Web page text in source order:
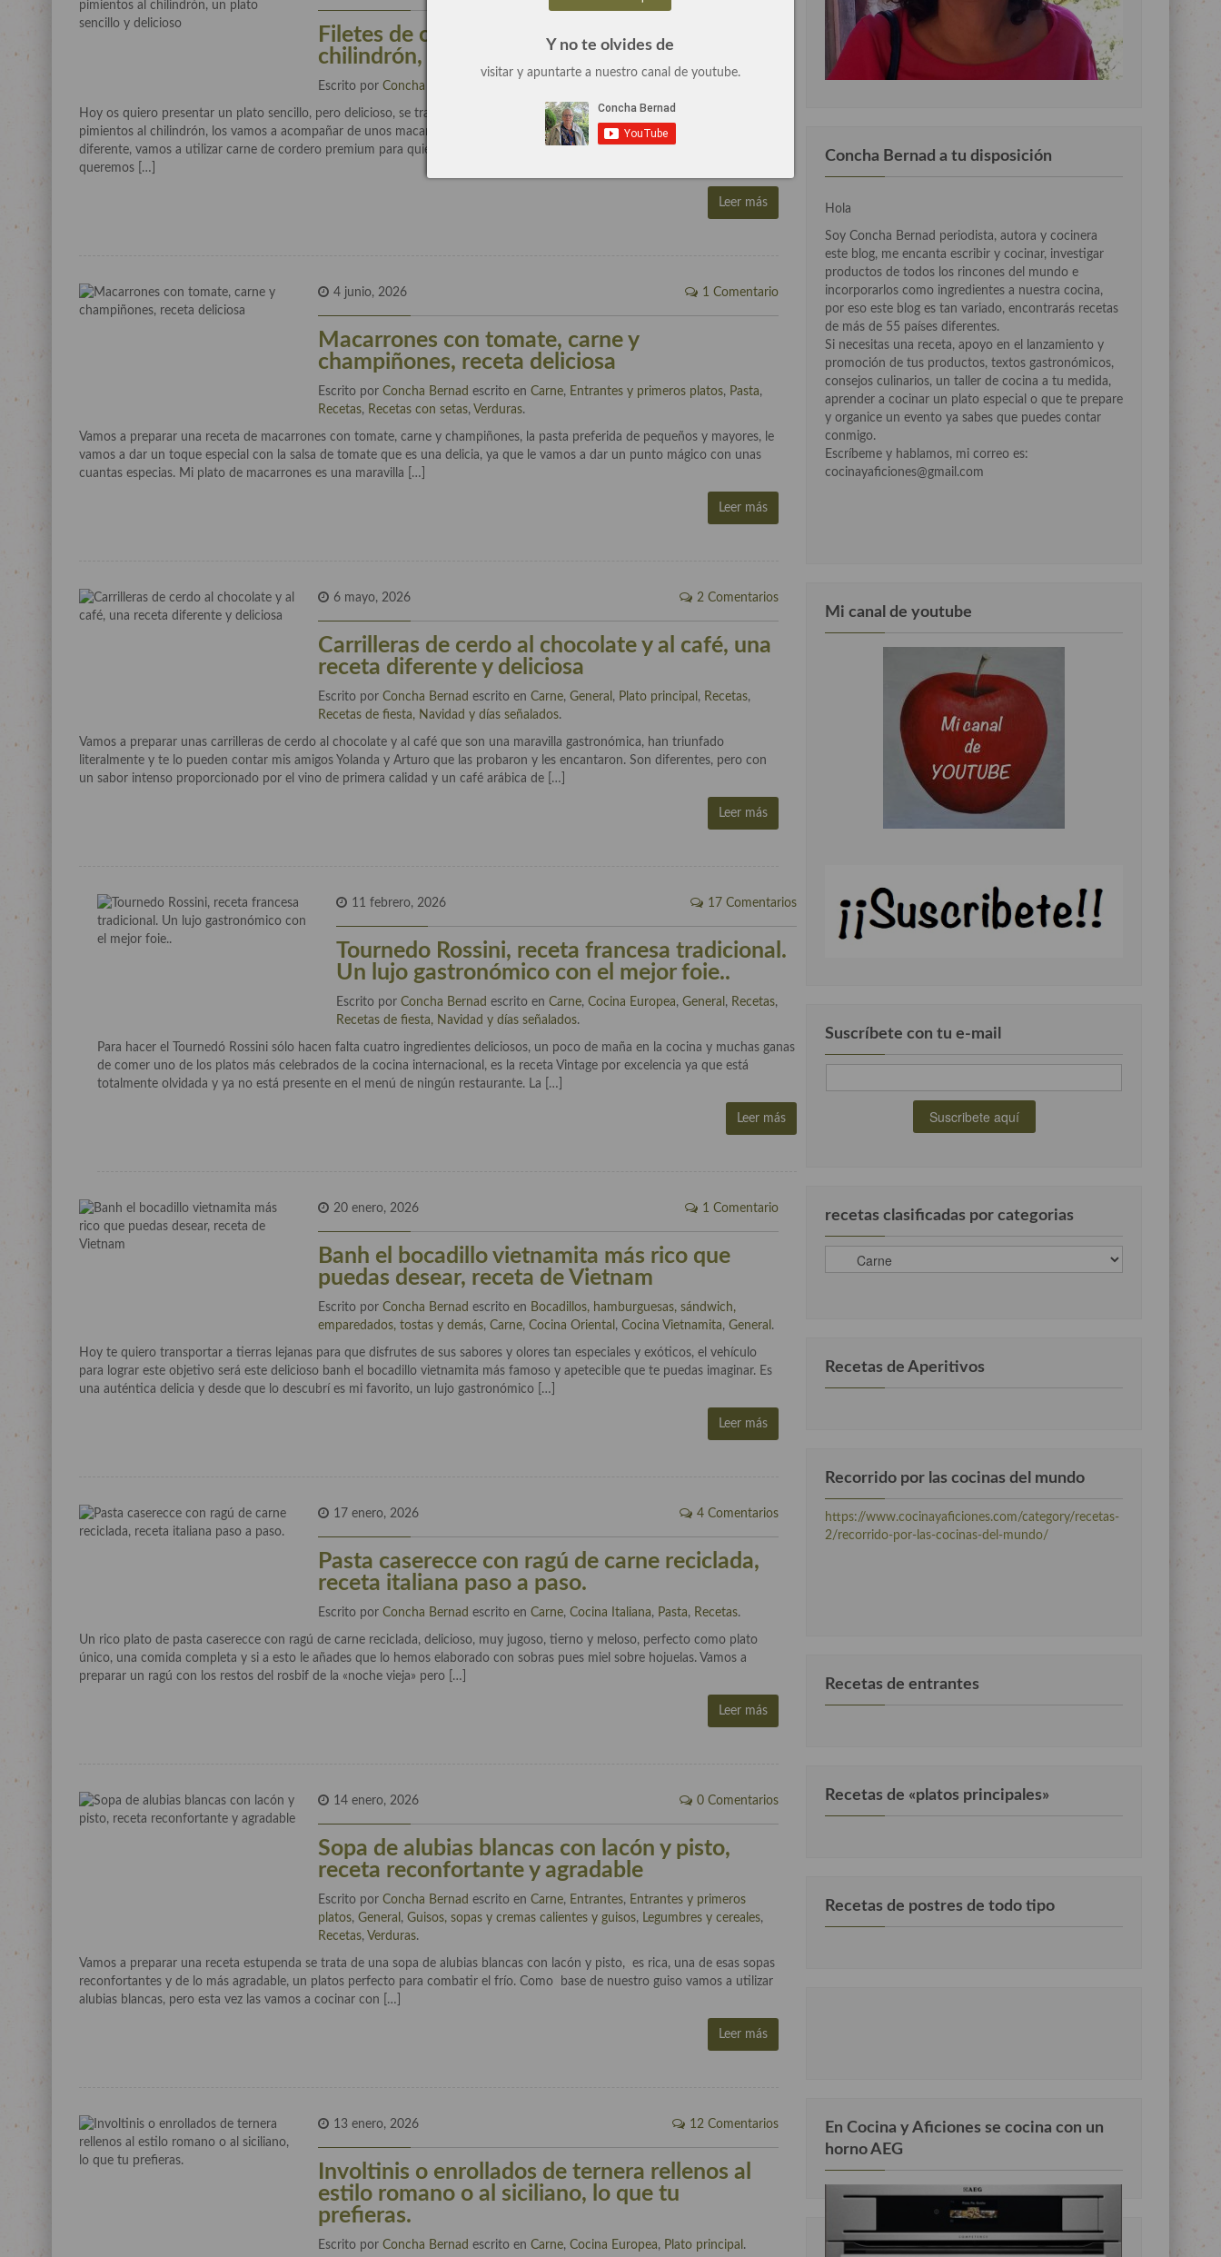
Filetes de cordero salteados con pimientos al
chilindrón, un plato sencillo y delicioso
Escrito porConcha Bernad
Hoy os quiero presentar un plato sencillo, pero delicioso, se trata de unos deliciosos filetes de cordero salteados con
pimientos al chilindrón, los vamos a acompañar de unos macarrones gigantones muy crujientes cocinados de una manera
diferente, vamos a utilizar carne de cordero premium para quienes buscan ingredientes de alta calidad, como nosotros que
queremos […]
Leer más
4 junio, 2026 1 Comentario
Macarrones con tomate, carne y
champiñones, receta deliciosa
Escrito porConcha Bernad escrito enCarne, Entrantes y primeros platos, Pasta,
Recetas, Recetas con setas, Verduras.
Vamos a preparar una receta de macarrones con tomate, carne y champiñones, la pasta preferida de pequeños y mayores, le
vamos a dar un toque especial con la salsa de tomate que es una delicia, ya que le vamos a dar un punto mágico con unas
cuantas especias. Mi plato de macarrones es una maravilla […]
Leer más
6 mayo, 2026 2 Comentarios
Carrilleras de cerdo al chocolate y al café, una
receta diferente y deliciosa
Escrito porConcha Bernad escrito enCarne,General , Plato principal , Recetas,
Recetas de fiesta, Navidad y días señalados.
Vamos a preparar unas carrilleras de cerdo al chocolate y al café que son una maravilla gastronómica, han triunfado
literalmente y te lo pueden contar mis amigos Yolanda y Arturo que las probaron y les encantaron. Son diferentes, pero con
un sabor intenso proporcionado por el vino de primera calidad y un café arábica de […]
Leer más
11 febrero, 2026 17 Comentarios
Tournedo Rossini, receta francesa tradicional.
Un lujo gastronómico con el mejor foie..
Escrito por Concha Bernad escrito en Carne, Cocina Europea, General , Recetas,
Recetas de fiesta, Navidad y días señalados.
Para hacer el Tournedó Rossini sólo hacen falta cuatro ingredientes deliciosos, un poco de maña en la cocina y muchas ganas
de comer uno de los platos más celebrados de la cocina internacional, es la receta Vintage por excelencia ya que está
totalmente olvidada y ya no está presente en el menú de ningún restaurante. La […]
Leer más
20 enero, 2026 1 Comentario
Banh el bocadillo vietnamita más rico que
puedas desear, receta de Vietnam
Escrito porConcha Bernad escrito en Bocadillos, hamburguesas, sándwich,
emparedados, tostas y demás,Carne,Cocina Oriental ,Cocina Vietnamita,General .
Hoy te quiero transportar a tierras lejanas para que disfrutes de sus sabores y olores tan especiales y exóticos, el vehículo
para lograr este objetivo será este delicioso banh el bocadillo vietnamita más famoso y apetecible que te puedas imaginar. Es
una auténtica delicia y desde que lo descubrí es mi favorito, un lujo gastronómico […]
Leer más
17 enero, 2026 4 Comentarios
Pasta caserecce con ragú de carne reciclada,
receta italiana paso a paso.
Escrito porConcha Bernad escrito enCarne,Cocina Italiana, Pasta, Recetas.
Un rico plato de pasta caserecce con ragú de carne reciclada, delicioso, muy jugoso, tierno y meloso, perfecto como plato
único, una comida completa y si a esto le añades que lo hemos elaborado con sobras pues miel sobre hojuelas. Vamos a
preparar un ragú con los restos del rosbif de la «noche vieja» pero […]
Leer más
14 enero, 2026 0 Comentarios
Sopa de alubias blancas con lacón y pisto,
receta reconfortante y agradable
Escrito porConcha Bernad escrito enCarne, Entrantes, Entrantes y primeros
platos,General ,Guisos, sopas y cremas calientes y guisos, Legumbres y cereales,
Recetas, Verduras.
Vamos a preparar una receta estupenda se trata de una sopa de alubias blancas con lacón y pisto, es rica, una de esas sopas
reconfortantes y de lo más agradable, un platos perfecto para combatir el frío. Como base de nuestro guiso vamos a utilizar
alubias blancas, pero esta vez las vamos a cocinar con […]
Leer más
13 enero, 2026 12 Comentarios
Involtinis o enrollados de ternera rellenos al
estilo romano o al siciliano, lo que tu
prefieras.
Escrito porConcha Bernad escrito enCarne,Cocina Europea, Plato principal .
Concha Bernad a tu disposición
Hola
Soy Concha Bernad periodista, autora y cocinera
este blog, me encanta escribir y cocinar, investigar
productos de todos los rincones del mundo e
incorporarlos como ingredientes a nuestra cocina,
por eso este blog es tan variado, encontrarás recetas
de más de 55 países diferentes.
Si necesitas una receta, apoyo en el lanzamiento y
promoción de tus productos, textos gastronómicos,
consejos culinarios, un taller de cocina a tu medida,
aprender a cocinar un plato especial o que te prepare
y organice un evento ya sabes que puedes contar
conmigo.
Escríbeme y hablamos, mi correo es:
cocinayaficiones@gmail.com
Mi canal de youtube
Suscríbete con tu e-mail
recetas clasificadas por categorias
recetas
clasificadas
Recetas de Aperitivos
Recorrido por las cocinas del mundo
https://www.cocinayaficiones.com/category/recetas-
2/recorrido-por-las-cocinas-del-mundo/
Recetas de entrantes
Recetas de «platos principales»
Recetas de postres de todo tipo
En Cocina y Aficiones se cocina con un
horno AEG
Y no te olvides de
visitar y apuntarte a nuestro canal de youtube.